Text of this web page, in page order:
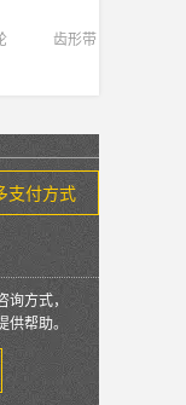
齿形带
支付方式
方式，
帮助。